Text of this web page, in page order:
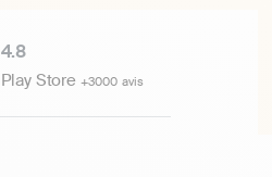
4.8
Play Store +3000 avis